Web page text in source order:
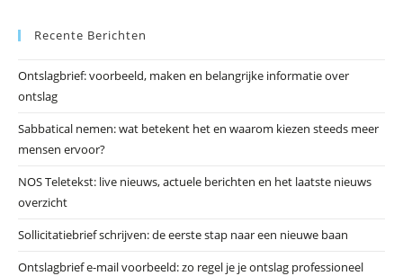
Recente Berichten
Ontslagbrief: voorbeeld, maken en belangrijke informatie over
ontslag
Sabbatical nemen: wat betekent het en waarom kiezen steeds meer
mensen ervoor?
NOS Teletekst: live nieuws, actuele berichten en het laatste nieuws
overzicht
Sollicitatiebrief schrijven: de eerste stap naar een nieuwe baan
Ontslagbrief e-mail voorbeeld: zo regel je je ontslag professioneel